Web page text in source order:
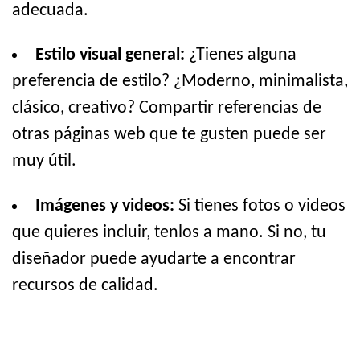
adecuada.
Estilo visual general: ¿Tienes alguna
preferencia de estilo? ¿Moderno, minimalista,
clásico, creativo? Compartir referencias de
otras páginas web que te gusten puede ser
muy útil.
Imágenes y videos: Si tienes fotos o videos
que quieres incluir, tenlos a mano. Si no, tu
diseñador puede ayudarte a encontrar
recursos de calidad.